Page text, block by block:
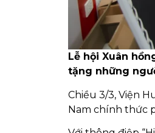
Lễ hội Xuân
tặng những
Chiều 3/3, Viện
Nam chính thức